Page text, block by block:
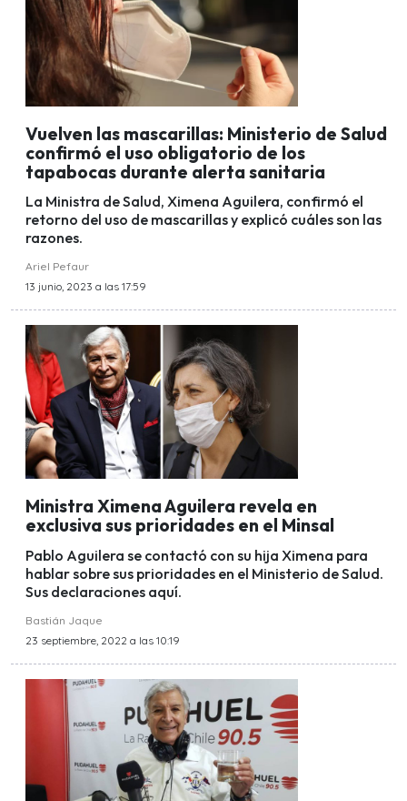
Vuelven las mascarillas: Ministerio de Salud
confirmó el uso obligatorio de los
tapabocas durante alerta sanitaria
La Ministra de Salud, Ximena Aguilera, confirmó el
retorno del uso de mascarillas y explicó cuáles son las
razones.
Ariel Pefaur
13 junio, 2023 a las 17:59
Ministra Ximena Aguilera revela en
exclusiva sus prioridades en el Minsal
Pablo Aguilera se contactó con su hija Ximena para
hablar sobre sus prioridades en el Ministerio de Salud.
Sus declaraciones aquí.
Bastián Jaque
23 septiembre, 2022 a las 10:19